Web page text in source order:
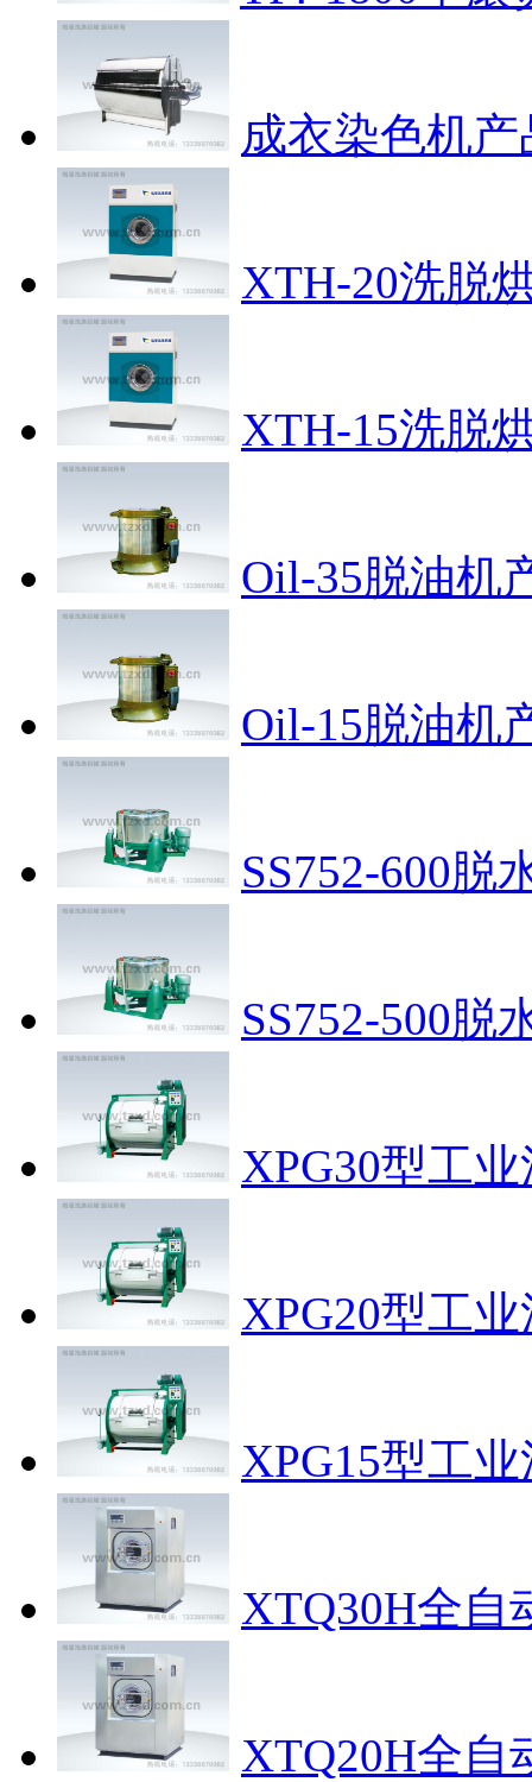
成衣染色机
XTH-20洗脱
XTH-15洗脱
Oil-35脱油机
Oil-15脱油机
SS752-600脱
SS752-500脱
XPG30型工
XPG20型工
XPG15型工
XTQ30H全自
XTQ20H全自